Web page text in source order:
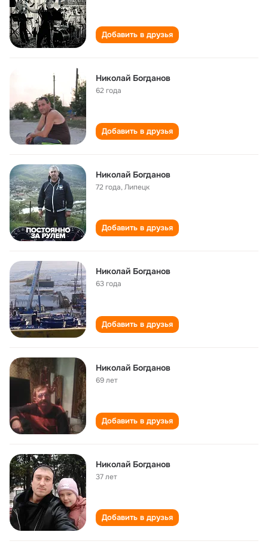
Добавить в друзья
Николай Богданов
62 года
Добавить в друзья
Николай Богданов
72 года,Липецк
Добавить в друзья
Николай Богданов
63 года
Добавить в друзья
Николай Богданов
69 лет
Добавить в друзья
Николай Богданов
37 лет
Добавить в друзья